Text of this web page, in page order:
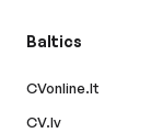
Baltics
CVonline.lt
CV.lv